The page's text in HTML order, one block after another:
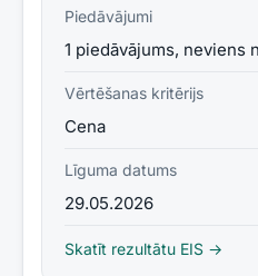
Piedāvājumi
1 piedāvājums, neviens
Vērtēšanas kritērijs
Cena
Līguma datums
29.05.2026
Skatīt rezultātu EIS →